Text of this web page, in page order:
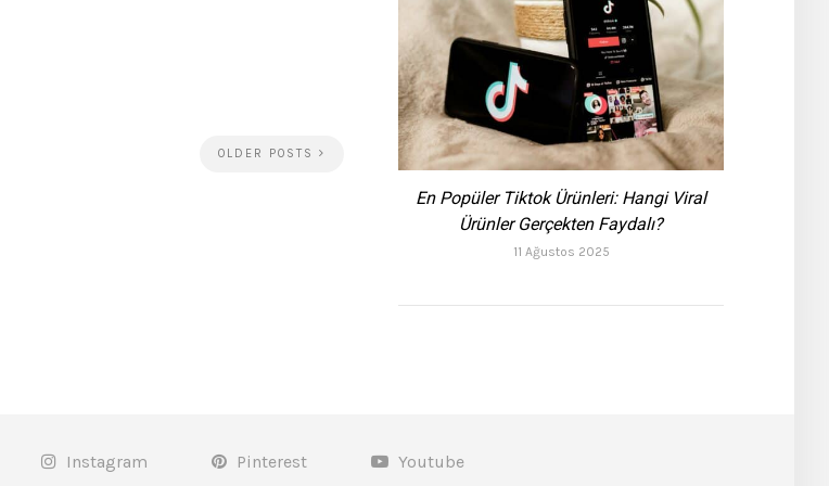
OLDER POSTS
En Popüler Tiktok Ürünleri: Hangi Viral
Ürünler Gerçekten Faydalı?
11 Ağustos 2025
Instagram Pinterest Youtube